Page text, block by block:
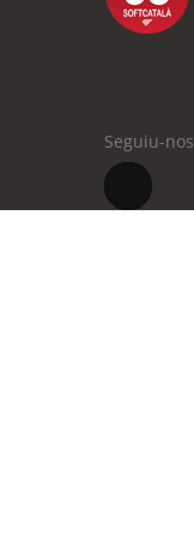
Seguiu-nos